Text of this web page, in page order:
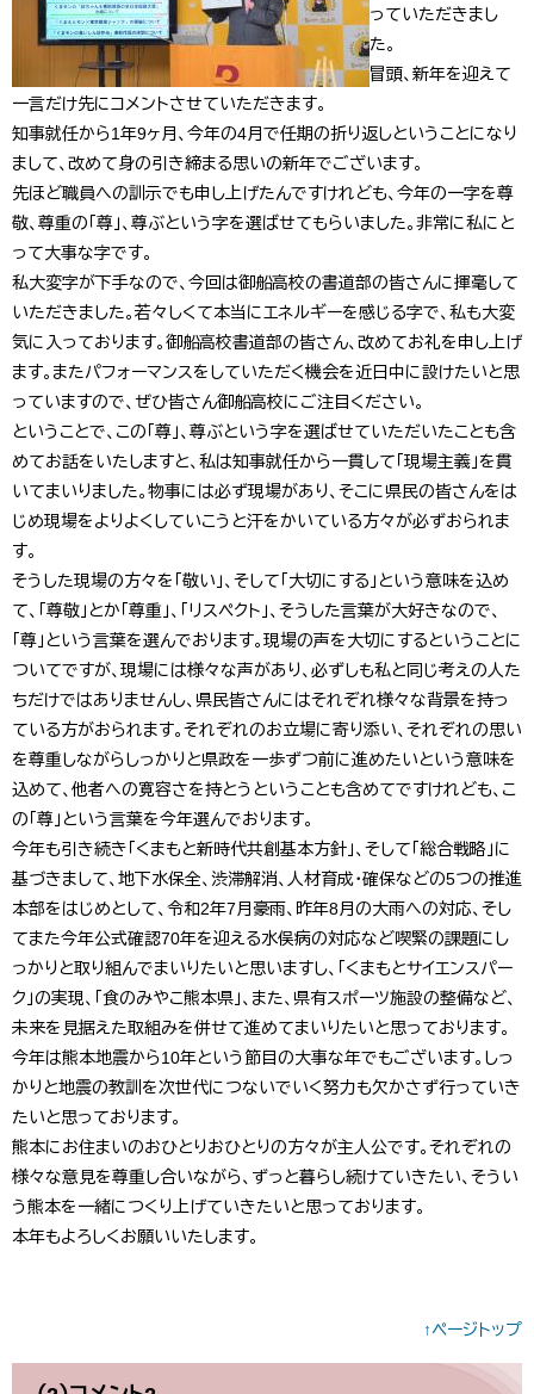
っていただきまし
た。
冒頭、新年を迎えて
一言だけ先にコメントさせていただきます。
知事就任から1年9ヶ月、今年の4月で任期の折り返しということになり
まして、改めて身の引き締まる思いの新年でございます。
先ほど職員への訓示でも申し上げたんですけれども、今年の一字を尊
敬、尊重の「尊」、尊ぶという字を選ばせてもらいました。非常に私にと
って大事な字です。
私大変字が下手なので、今回は御船高校の書道部の皆さんに揮毫して
いただきました。若々しくて本当にエネルギーを感じる字で、私も大変
気に入っております。御船高校書道部の皆さん、改めてお礼を申し上げ
ます。またパフォーマンスをしていただく機会を近日中に設けたいと思
っていますので、ぜひ皆さん御船高校にご注目ください。
ということで、この「尊」、尊ぶという字を選ばせていただいたことも含
めてお話をいたしますと、私は知事就任から一貫して「現場主義」を貫
いてまいりました。物事には必ず現場があり、そこに県民の皆さんをは
じめ現場をよりよくしていこうと汗をかいている方々が必ずおられま
す。
そうした現場の方々を「敬い」、そして「大切にする」という意味を込め
て、「尊敬」とか「尊重」、「リスペクト」、そうした言葉が大好きなので、
「尊」という言葉を選んでおります。現場の声を大切にするということに
ついてですが、現場には様々な声があり、必ずしも私と同じ考えの人た
ちだけではありませんし、県民皆さんにはそれぞれ様々な背景を持っ
ている方がおられます。それぞれのお立場に寄り添い、それぞれの思い
を尊重しながらしっかりと県政を一歩ずつ前に進めたいという意味を
込めて、他者への寛容さを持とうということも含めてですけれども、こ
の「尊」という言葉を今年選んでおります。
今年も引き続き「くまもと新時代共創基本方針」、そして「総合戦略」に
基づきまして、地下水保全、渋滞解消、人材育成・確保などの5つの推進
本部をはじめとして、令和2年7月豪雨、昨年8月の大雨への対応、そし
てまた今年公式確認70年を迎える水俣病の対応など喫緊の課題にし
っかりと取り組んでまいりたいと思いますし、「くまもとサイエンスパー
ク」の実現、「食のみやこ熊本県」、また、県有スポーツ施設の整備など、
未来を見据えた取組みを併せて進めてまいりたいと思っております。
今年は熊本地震から10年という節目の大事な年でもございます。しっ
かりと地震の教訓を次世代につないでいく努力も欠かさず行っていき
たいと思っております。
熊本にお住まいのおひとりおひとりの方々が主人公です。それぞれの
様々な意見を尊重し合いながら、ずっと暮らし続けていきたい、そうい
う熊本を一緒につくり上げていきたいと思っております。
本年もよろしくお願いいたします。
↑ページトップ